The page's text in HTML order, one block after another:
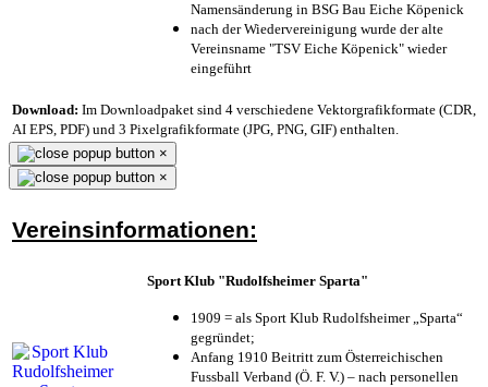
Namensänderung in BSG Bau Eiche Köpenick
nach der Wiedervereinigung wurde der alte
Vereinsname "TSV Eiche Köpenick" wieder
eingeführt
Download: Im Downloadpaket sind 4 verschiedene Vektorgrafikformate (CDR,
AI EPS, PDF) und 3 Pixelgrafikformate (JPG, PNG, GIF) enthalten.
×
×
Vereinsinformationen:
Sport Klub "Rudolfsheimer Sparta"
1909 = als Sport Klub Rudolfsheimer „Sparta“
gegründet;
Anfang 1910 Beitritt zum Österreichischen
Fussball Verband (Ö. F. V.) – nach personellen